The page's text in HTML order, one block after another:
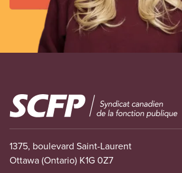
Image
1375, boulevard Saint-Laurent
Ottawa (Ontario) K1G 0Z7